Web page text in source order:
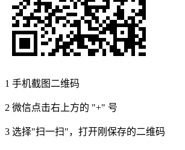
1 手机截图二维码
2 微信点击右上方的 "+" 号
3 选择"扫一扫"，打开刚保存的二维码